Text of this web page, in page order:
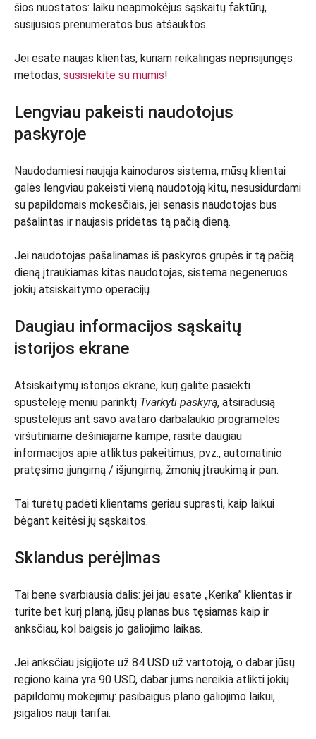
šios nuostatos: laiku neapmokėjus sąskaitų faktūrų,
susijusios prenumeratos bus atšauktos.
Jei esate naujas klientas, kuriam reikalingas neprisijungęs
metodas, susisiekite su mumis!
Lengviau pakeisti naudotojus
paskyroje
Naudodamiesi naująja kainodaros sistema, mūsų klientai
galės lengviau pakeisti vieną naudotoją kitu, nesusidurdami
su papildomais mokesčiais, jei senasis naudotojas bus
pašalintas ir naujasis pridėtas tą pačią dieną.
Jei naudotojas pašalinamas iš paskyros grupės ir tą pačią
dieną įtraukiamas kitas naudotojas, sistema negeneruos
jokių atsiskaitymo operacijų.
Daugiau informacijos sąskaitų
istorijos ekrane
Atsiskaitymų istorijos ekrane, kurį galite pasiekti
spustelėję meniu parinktį Tvarkyti paskyrą, atsiradusią
spustelėjus ant savo avataro darbalaukio programėlės
viršutiniame dešiniajame kampe, rasite daugiau
informacijos apie atliktus pakeitimus, pvz., automatinio
pratęsimo įjungimą / išjungimą, žmonių įtraukimą ir pan.
Tai turėtų padėti klientams geriau suprasti, kaip laikui
bėgant keitėsi jų sąskaitos.
Sklandus perėjimas
Tai bene svarbiausia dalis: jei jau esate „Kerika” klientas ir
turite bet kurį planą, jūsų planas bus tęsiamas kaip ir
anksčiau, kol baigsis jo galiojimo laikas.
Jei anksčiau įsigijote už 84 USD už vartotoją, o dabar jūsų
regiono kaina yra 90 USD, dabar jums nereikia atlikti jokių
papildomų mokėjimų: pasibaigus plano galiojimo laikui,
įsigalios nauji tarifai.